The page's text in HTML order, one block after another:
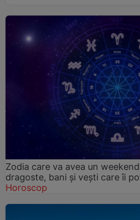
Zodia care va avea un
dragoste, bani și vești care îi
Horoscop